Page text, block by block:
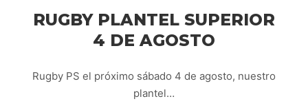
RUGBY PLANTEL SUPERIOR
4 DE AGOSTO
Rugby PS el próximo sábado 4 de agosto, nuestro
plantel…